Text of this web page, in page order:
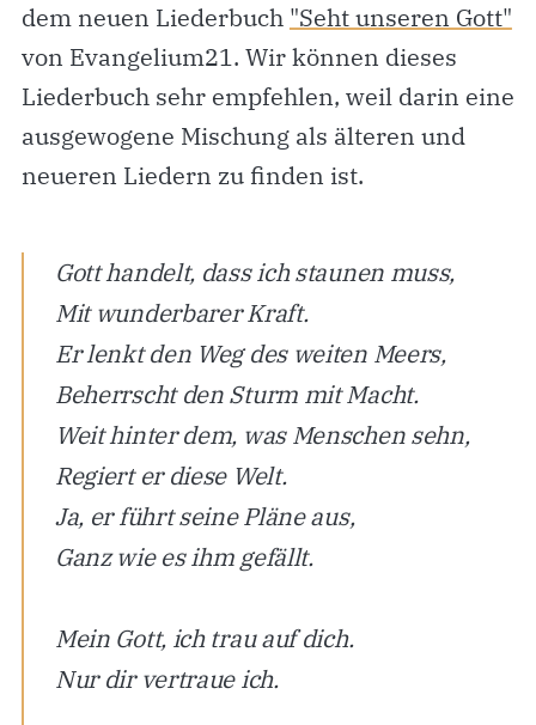
dem neuen Liederbuch "Seht unseren Gott"
von Evangelium21. Wir können dieses
Liederbuch sehr empfehlen, weil darin eine
ausgewogene Mischung als älteren und
neueren Liedern zu finden ist.
Gott handelt, dass ich staunen muss,
Mit wunderbarer Kraft.
Er lenkt den Weg des weiten Meers,
Beherrscht den Sturm mit Macht.
Weit hinter dem, was Menschen sehn,
Regiert er diese Welt.
Ja, er führt seine Pläne aus,
Ganz wie es ihm gefällt.
Mein Gott, ich trau auf dich.
Nur dir vertraue ich.